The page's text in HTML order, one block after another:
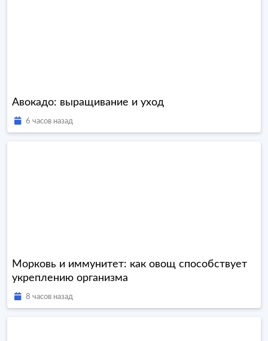
Авокадо: выращивание и уход
6 часов назад
Морковь и иммунитет: как овощ способствует
укреплению организма
8 часов назад